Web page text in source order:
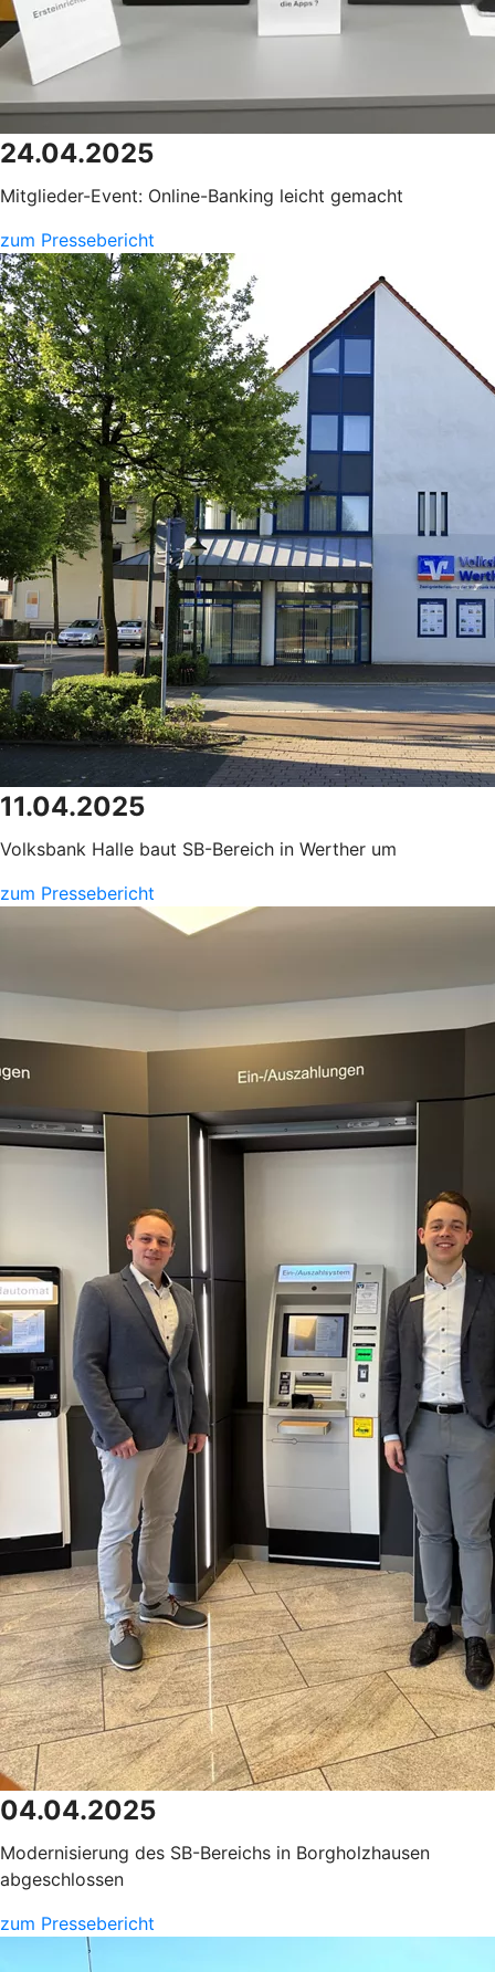
24.04.2025
Mitglieder-Event: Online-Banking leicht gemacht
zum Pressebericht
11.04.2025
Volksbank Halle baut SB-Bereich in Werther um
zum Pressebericht
04.04.2025
Modernisierung des SB-Bereichs in Borgholzhausen
abgeschlossen
zum Pressebericht